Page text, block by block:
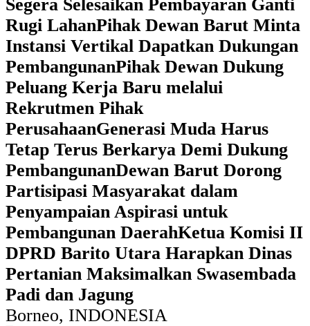
Segera Selesaikan Pembayaran Ganti
Rugi LahanPihak Dewan Barut Minta
Instansi Vertikal Dapatkan Dukungan
PembangunanPihak Dewan Dukung
Peluang Kerja Baru melalui
Rekrutmen Pihak
PerusahaanGenerasi Muda Harus
Tetap Terus Berkarya Demi Dukung
PembangunanDewan Barut Dorong
Partisipasi Masyarakat dalam
Penyampaian Aspirasi untuk
Pembangunan DaerahKetua Komisi II
DPRD Barito Utara Harapkan Dinas
Pertanian Maksimalkan Swasembada
Padi dan Jagung
Borneo, INDONESIA